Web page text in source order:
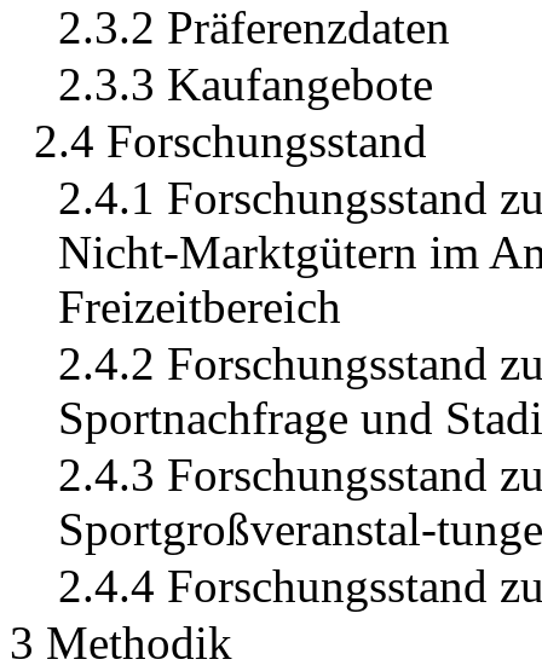
2.3.2 Präferenzdaten
2.3.3 Kaufangebote
2.4 Forschungsstand
2.4.1 Forschungsstand
Nicht-Marktgütern im
Freizeitbereich
2.4.2 Forschungsstand
Sportnachfrage und
2.4.3 Forschungsstand
Sportgroßveranstal-
2.4.4 Forschungsstand
3 Methodik